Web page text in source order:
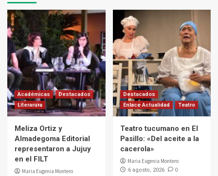
Académicas
Destacados
Literarura
Meliza Ortiz y
Almadegoma Editorial
representaron a Jujuy
en el FILT
Maria Eugenia Montero
Destacados
Enlace Actualidad
Teatro
Teatro tucumano en El
Pasillo: «Del aceite a la
cacerola»
Maria Eugenia Montero
6 agosto, 2026 0